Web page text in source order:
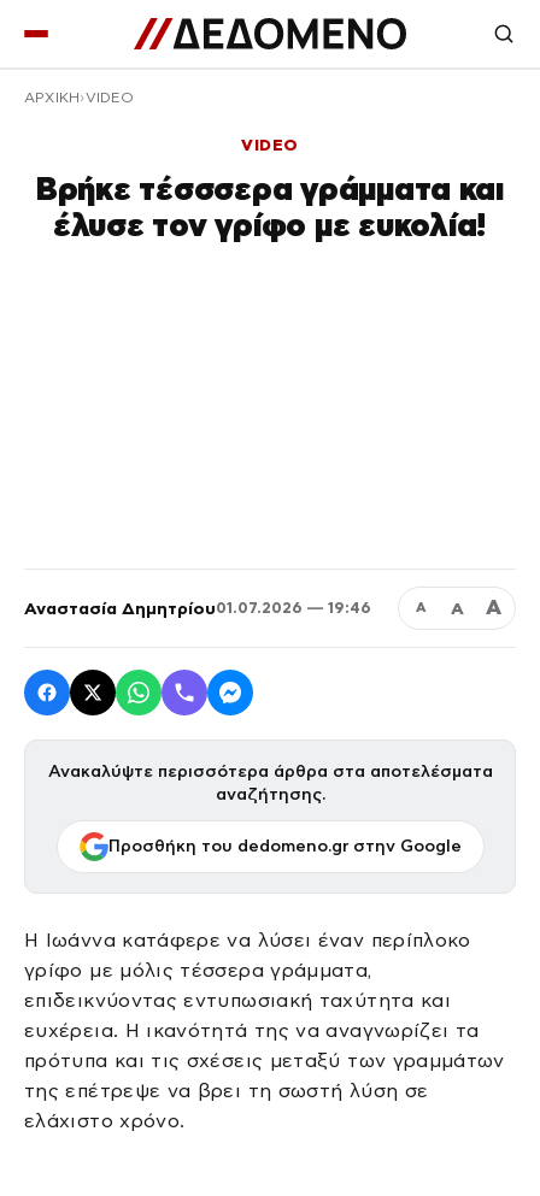
ΑΡΧΙΚΉ VIDEO
VIDEO
Βρήκε τέσσσερα γράμματα και
έλυσε τον γρίφο με ευκολία!
Αναστασία Δημητρίου01.07.2026 — 19:46 Α Α Α
Ανακαλύψτε περισσότερα άρθρα στα αποτελέσματα
αναζήτησης.
Προσθήκη του dedomeno.gr στην Google
Η Ιωάννα κατάφερε να λύσει έναν περίπλοκο
γρίφο με μόλις τέσσερα γράμματα,
επιδεικνύοντας εντυπωσιακή ταχύτητα και
ευχέρεια. Η ικανότητά της να αναγνωρίζει τα
πρότυπα και τις σχέσεις μεταξύ των γραμμάτων
της επέτρεψε να βρει τη σωστή λύση σε
ελάχιστο χρόνο.